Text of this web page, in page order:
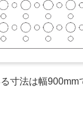
寸法は幅900mm